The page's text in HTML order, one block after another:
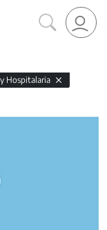
Hospitalaria